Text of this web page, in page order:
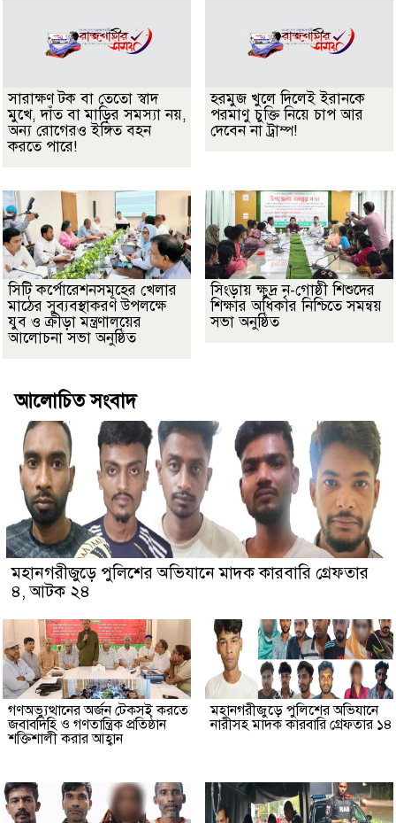
সারাক্ষণ টক বা তেতো স্বাদ
মুখে, দাঁত বা মাড়ির সমস্যা নয়,
অন্য রোগেরও ইঙ্গিত বহন
করতে পারে!
হরমুজ খুলে দিলেই ইরানকে
পরমাণু চুক্তি নিয়ে চাপ আর
দেবেন না ট্রাম্প!
সিটি কর্পোরেশনসমূহের খেলার
মাঠের সুব্যবস্থাকরণ উপলক্ষে
যুব ও ক্রীড়া মন্ত্রণালয়ের
আলোচনা সভা অনুষ্ঠিত
সিংড়ায় ক্ষুদ্র নৃ-গোষ্ঠী শিশুদের
শিক্ষার অধিকার নিশ্চিতে সমন্বয়
সভা অনুষ্ঠিত
আলোচিত সংবাদ
মহানগরীজুড়ে পুলিশের অভিযানে মাদক কারবারি গ্রেফতার
৪, আটক ২৪
গণঅভ্যুত্থানের অর্জন টেকসই করতে
জবাবদিহি ও গণতান্ত্রিক প্রতিষ্ঠান
শক্তিশালী করার আহ্বান
মহানগরীজুড়ে পুলিশের অভিযানে
নারীসহ মাদক কারবারি গ্রেফতার ১৪